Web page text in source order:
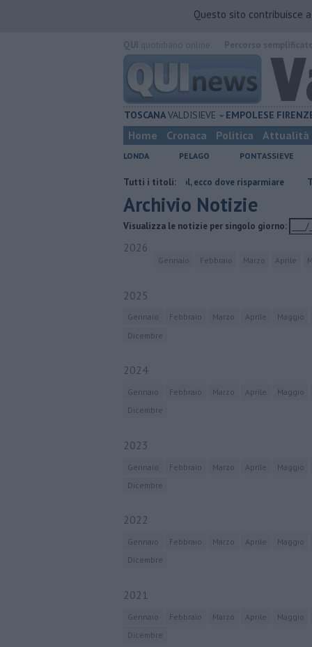
Questo sito contribuisce
TOSCANAVALDISIEVE EMPOLESE
Home Cronaca Politica Attualità
LONDA PELAGO PONTASSIEVE
Tutti i titoli:
​Benzina, gasolio, gpl, ecco dove risparmiare ​Tutte le
Archivio Notizie
Visualizza le notizie per singolo giorno:
2026
Gennaio Febbraio Marzo Aprile
2025
Gennaio Febbraio Marzo Aprile Maggio
Dicembre
2024
Gennaio Febbraio Marzo Aprile Maggio
Dicembre
2023
Gennaio Febbraio Marzo Aprile Maggio
Dicembre
2022
Gennaio Febbraio Marzo Aprile Maggio
Dicembre
2021
Gennaio Febbraio Marzo Aprile Maggio
Dicembre